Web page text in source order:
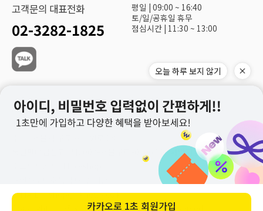
고객문의 대표전화
02-3282-1825
평일 | 09:00 ~ 16:40
토/일/공휴일 휴무
점심시간 | 11:30 ~ 13:00
(주)화광신문사 대표이사 : 정재환
사업자 등록번호 : 113-81-19240
통신판매업신고 : 제2003-서울구로-01069호 사업자정보확인
E-MAIL : hshop@hknews.co.kr
Copyrightⓒ 화광쇼핑몰 Co., Ltd. All Rights Reserved
오늘 하루 보지 않기
카카오로 1초 회원가입